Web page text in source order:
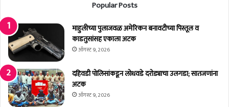
त
ब्ब
ल
५
ह
जा
र
प
तं
Popular Posts
माहुलीच्या पुलाजवळ अमेरिकन बनावटीच्या पिस्तूल व
काडतुसांसह एकाला अटक
ऑगस्ट 9, 2026
दहिवडी पोलिसांकडून लोधवडे दरोड्याचा उलगडा; सातजणांना
अटक
ऑगस्ट 9, 2026